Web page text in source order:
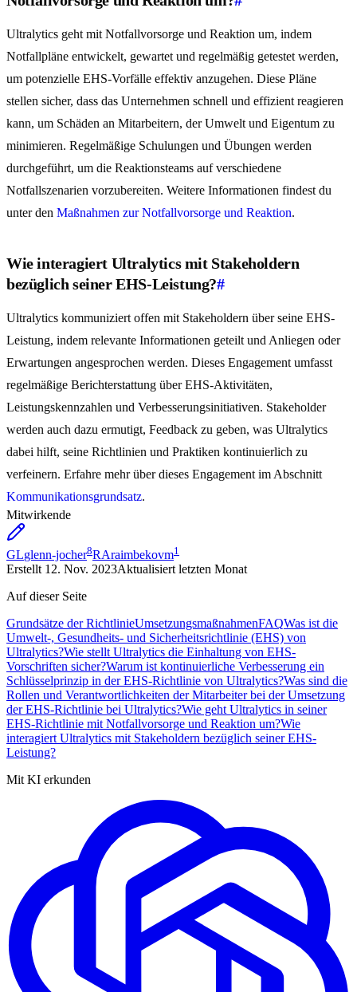
Ultralytics geht mit Notfallvorsorge und Reaktion um, indem
Notfallpläne entwickelt, gewartet und regelmäßig getestet werden,
um potenzielle EHS-Vorfälle effektiv anzugehen. Diese Pläne
stellen sicher, dass das Unternehmen schnell und effizient reagieren
kann, um Schäden an Mitarbeitern, der Umwelt und Eigentum zu
minimieren. Regelmäßige Schulungen und Übungen werden
durchgeführt, um die Reaktionsteams auf verschiedene
Notfallszenarien vorzubereiten. Weitere Informationen findest du
unter den Maßnahmen zur Notfallvorsorge und Reaktion.
Wie interagiert Ultralytics mit Stakeholdern
bezüglich seiner EHS-Leistung?#
Ultralytics kommuniziert offen mit Stakeholdern über seine EHS-
Leistung, indem relevante Informationen geteilt und Anliegen oder
Erwartungen angesprochen werden. Dieses Engagement umfasst
regelmäßige Berichterstattung über EHS-Aktivitäten,
Leistungskennzahlen und Verbesserungsinitiativen. Stakeholder
werden auch dazu ermutigt, Feedback zu geben, was Ultralytics
dabei hilft, seine Richtlinien und Praktiken kontinuierlich zu
verfeinern. Erfahre mehr über dieses Engagement im Abschnitt
Kommunikationsgrundsatz.
Mitwirkende
GLglenn-jocher8RAraimbekovm1
Erstellt 12. Nov. 2023Aktualisiert letzten Monat
Auf dieser Seite
Grundsätze der RichtlinieUmsetzungsmaßnahmenFAQWas ist die
Umwelt-, Gesundheits- und Sicherheitsrichtlinie (EHS) von
Ultralytics?Wie stellt Ultralytics die Einhaltung von EHS-
Vorschriften sicher?Warum ist kontinuierliche Verbesserung ein
Schlüsselprinzip in der EHS-Richtlinie von Ultralytics?Was sind die
Rollen und Verantwortlichkeiten der Mitarbeiter bei der Umsetzung
der EHS-Richtlinie bei Ultralytics?Wie geht Ultralytics in seiner
EHS-Richtlinie mit Notfallvorsorge und Reaktion um?Wie
interagiert Ultralytics mit Stakeholdern bezüglich seiner EHS-
Leistung?
Mit KI erkunden